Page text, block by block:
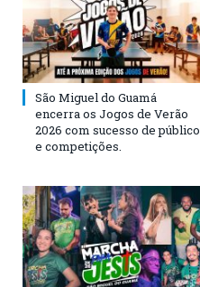
São Miguel do Guamá
encerra os Jogos de Verão
2026 com sucesso de público
e competições.